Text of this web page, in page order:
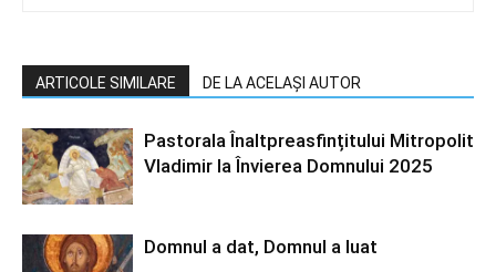
ARTICOLE SIMILARE DE LA ACELAȘI AUTOR
Pastorala Înaltpreasfințitului Mitropolit
Vladimir la Învierea Domnului 2025
Domnul a dat, Domnul a luat